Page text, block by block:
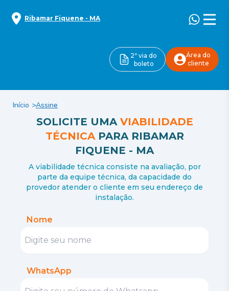
Ribamar Fiquene - MA
2ª via do
boleto
Área do
cliente
Início Assine
SOLICITE UMA VIABILIDADE
TÉCNICAPARA RIBAMAR
FIQUENE - MA
A viabilidade técnica consiste na avaliação, por
parte da equipe técnica, da capacidade do
provedor atender o cliente em seu endereço de
instalação.
Nome
WhatsApp